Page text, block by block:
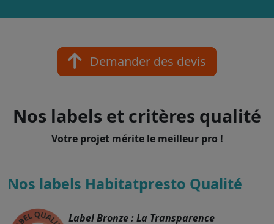
Demander des devis
Nos labels et critères qualité
Votre projet mérite le meilleur pro !
Nos labels Habitatpresto Qualité
Label Bronze : La Transparence